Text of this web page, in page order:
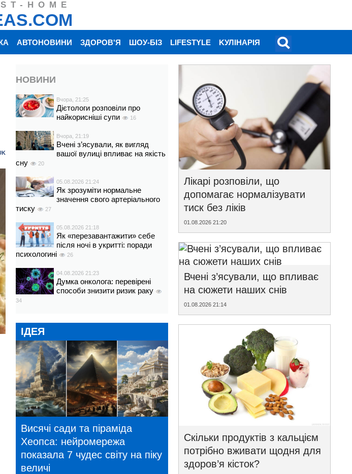
HOME
АВТОНОВИНИ ЗДОРОВ'Я ШОУ-БІЗ LIFESTYLE KУЛІНАРІЯ
НОВИНИ
Вчора, 21:25
Дієтологи розповіли про
найкорисніші супи
16
Вчора, 21:19
Вчені з’ясували, як вигляд
вашої вулиці впливає на якість
сну
20
05.08.2026 21:24
Як зрозуміти нормальне
значення свого артеріального
тиску
27
05.08.2026 21:18
Як «перезавантажити» себе
після ночі в укритті: поради
психологині
26
04.08.2026 21:23
Думка онколога: перевірені
способи знизити ризик раку
34
ІДЕЯ
Висячі сади та піраміда
Хеопса: нейромережа
показала 7 чудес світу на піку
величі
Лікарі розповіли, що
допомагає нормалізувати
тиск без ліків
01.08.2026 21:20
Вчені з’ясували, що впливає
на сюжети наших снів
01.08.2026 21:14
Скільки продуктів з кальцієм
потрібно вживати щодня для
здоров’я кісток?